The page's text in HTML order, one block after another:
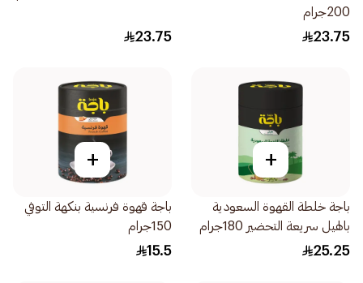
200جرام
23.75
23.75
+
باجة خلطة القهوة السعودية
بالهيل سريعة التحضير 180جرام
25.25
+
باجة قهوة فرنسية بنكهة التوفي
150جرام
15.5